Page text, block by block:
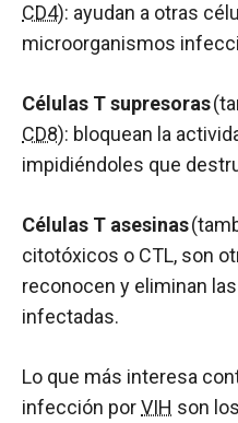
CD4): ayudan a otras
microorganismos
Células T supresoras
CD8): bloquean la
impidiéndoles que
Células T asesinas
citotóxicos o CTL, son
reconocen y eliminan
infectadas.
Lo que más interesa
infección porVIH son los